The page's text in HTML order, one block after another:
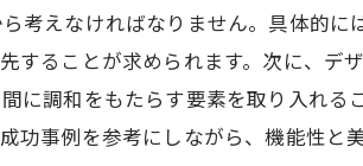
考えなければなりません。具体的
ることが求められます。次に、デ
に調和をもたらす要素を取り入れる
功事例を参考にしながら、機能性と